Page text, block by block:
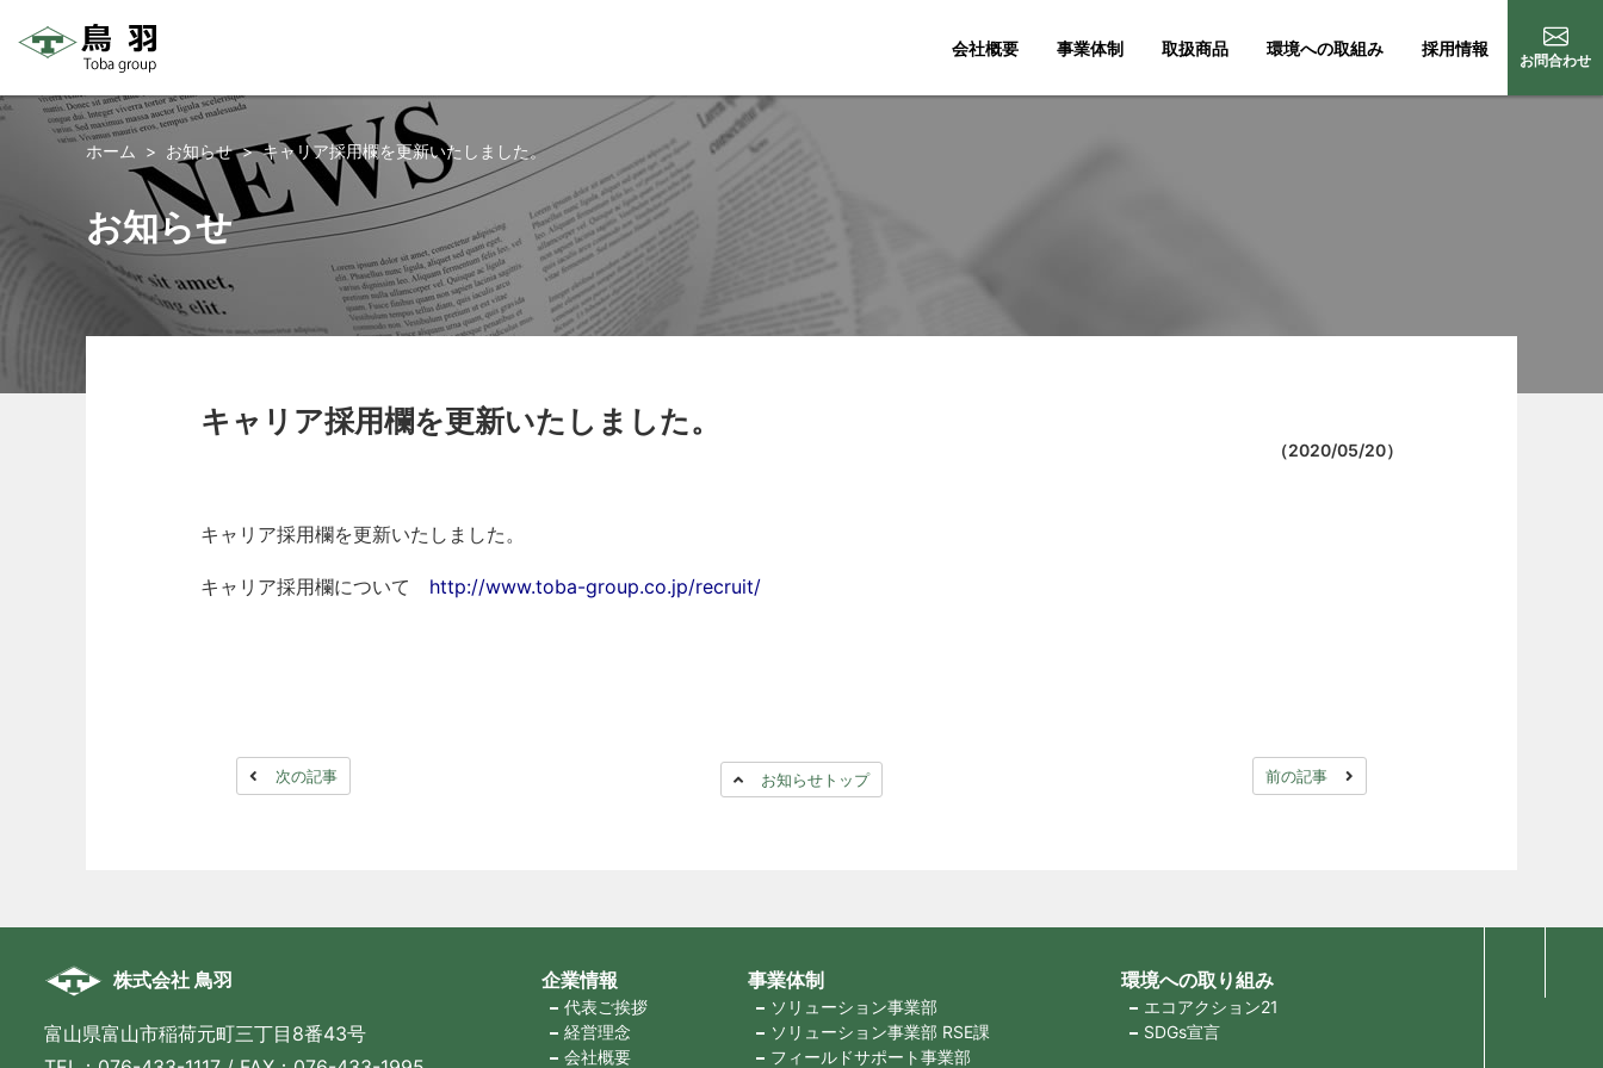
コ
会社概要 事業体制 取扱商品 環境への取組み 採用情報
お問合わせ
ホーム お知らせ キャリア採用欄を更新いたしました。
お知らせ
キャリア採用欄を更新いたしました。
（2020/05/20）
キャリア採用欄を更新いたしました。
キャリア採用欄について http://www.toba-group.co.jp/recruit/
次の記事 お知らせトップ 前の記事
株式会社 鳥羽
富山県富山市稲荷元町三丁目8番43号
企業情報
代表ご挨拶
経営理念
会社概要
事業体制
ソリューション事業部
ソリューション事業部 RSE課
フィールドサポート事業部
環境への取り組み
エコアクション21
SDGs宣言